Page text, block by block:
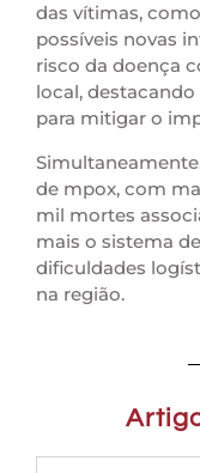
das vítimas,
possíveis novas
risco da doença
local,
para mitigar o
de mpox, com
mil mortes
mais o sistema
dificuldades
na região.